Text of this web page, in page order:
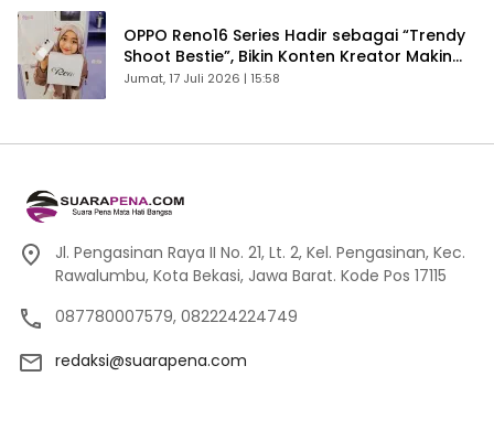
OPPO Reno16 Series Hadir sebagai “Trendy
Shoot Bestie”, Bikin Konten Kreator Makin
Betah
Jumat, 17 Juli 2026 | 15:58
Jl. Pengasinan Raya II No. 21, Lt. 2, Kel. Pengasinan, Kec.
Rawalumbu, Kota Bekasi, Jawa Barat. Kode Pos 17115
087780007579, 082224224749
redaksi@suarapena.com